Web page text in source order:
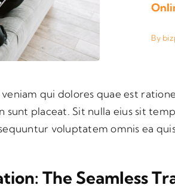
By
veniam qui dolores quae est
sunt placeat. Sit nulla eius sit
voluptatem omnis ea
The Seamless